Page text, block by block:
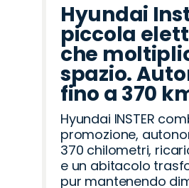
Hyundai
piccola
che
spazio.
fino a 370
Hyundai INSTER
promozione,
370 chilometri,
e un abitacolo
pur mantenendo